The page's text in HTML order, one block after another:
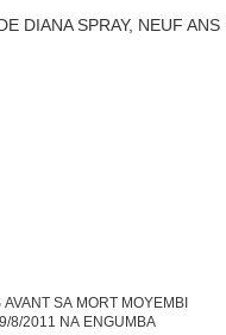
SA MORT MOYEMBI
8/2011 NA ENGUMBA